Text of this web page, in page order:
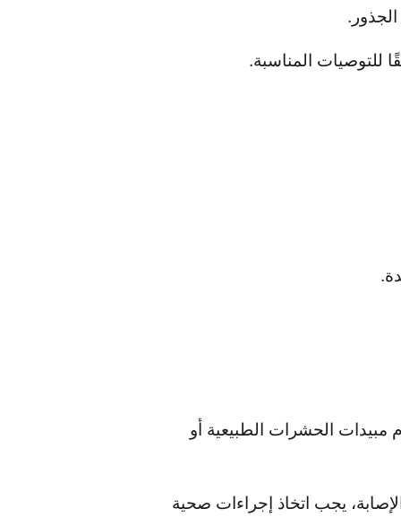
للتوصيات المناسبة.
مبيدات الحشرات الطبيعية أو
يجب اتخاذ إجراءات صحية